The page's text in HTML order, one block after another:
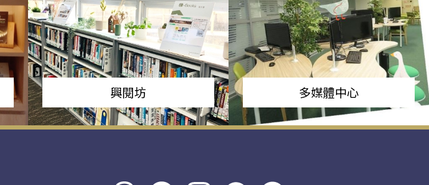
興閱坊 多媒體中心